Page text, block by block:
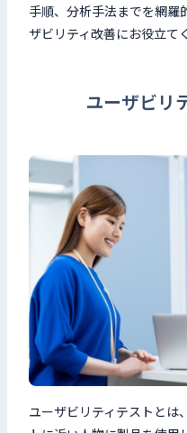
手順、分析手法までを網羅
ザビリティ改善にお役立て
ユーザビリ
ユーザビリティテストとは